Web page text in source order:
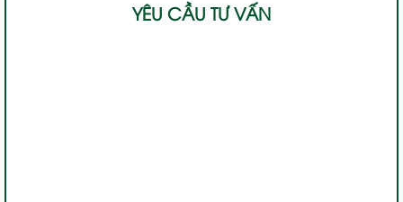
YÊU CẦU TƯ VẤN